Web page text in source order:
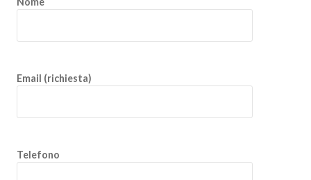
Email (richiesta)
Telefono